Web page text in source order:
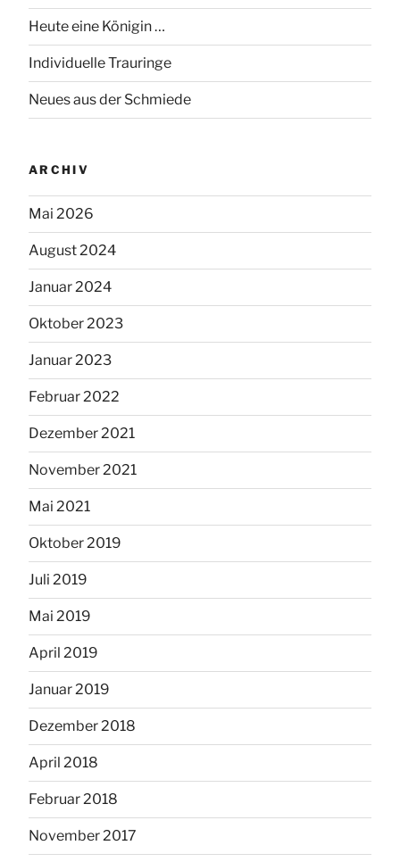
Heute eine Königin …
Individuelle Trauringe
Neues aus der Schmiede
ARCHIV
Mai 2026
August 2024
Januar 2024
Oktober 2023
Januar 2023
Februar 2022
Dezember 2021
November 2021
Mai 2021
Oktober 2019
Juli 2019
Mai 2019
April 2019
Januar 2019
Dezember 2018
April 2018
Februar 2018
November 2017